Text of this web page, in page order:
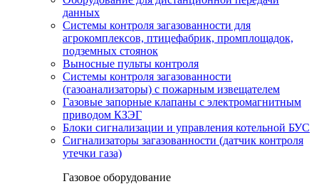
данных
Системы контроля загазованности для
агрокомплексов, птицефабрик, промплощадок,
подземных стоянок
Выносные пульты контроля
Системы контроля загазованности
(газоанализаторы) с пожарным извещателем
Газовые запорные клапаны с электромагнитным
приводом КЗЭГ
Блоки сигнализации и управления котельной БУС
Сигнализаторы загазованности (датчик контроля
утечки газа)
Газовое оборудование